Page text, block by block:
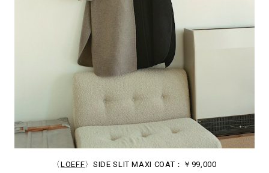
〈LOEFF〉SIDE SLIT MAXI COAT：￥99,000